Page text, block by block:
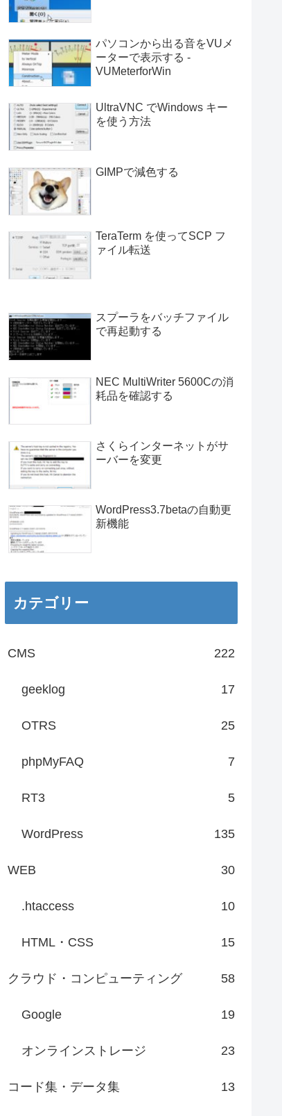
パソコンから出る音をVUメ
ーターで表示する -
VUMeterforWin
UltraVNC でWindows キー
を使う方法
GIMPで減色する
TeraTerm を使ってSCP フ
ァイル転送
スプーラをバッチファイル
で再起動する
NEC MultiWriter 5600Cの消
耗品を確認する
さくらインターネットがサ
ーバーを変更
WordPress3.7betaの自動更
新機能
カテゴリー
CMS 222
geeklog 17
OTRS 25
phpMyFAQ 7
RT3 5
WordPress 135
WEB 30
.htaccess 10
HTML・CSS 15
クラウド・コンピューティング 58
Google 19
オンラインストレージ 23
コード集・データ集 13